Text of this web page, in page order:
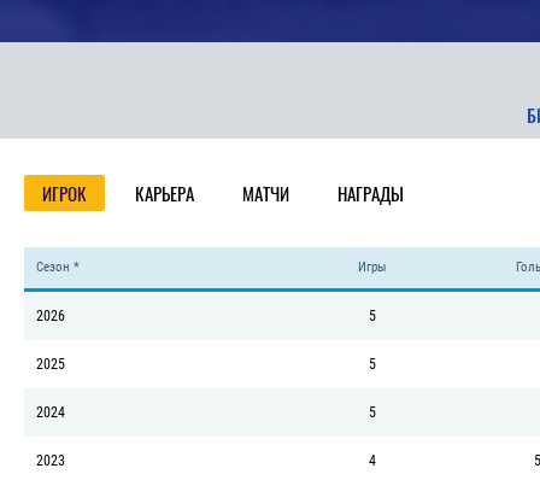
ИГРОК КАРЬЕРА МАТЧИ НАГРАДЫ
Сезон * Игры
2026 5
2025 5
2024 5
2023 4